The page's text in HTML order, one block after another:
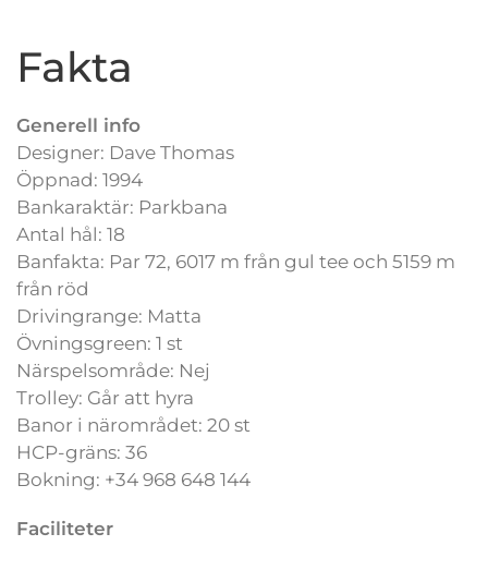
Fakta
Generell info
Designer: Dave Thomas
Öppnad: 1994
Bankaraktär: Parkbana
Antal hål: 18
Banfakta: Par 72, 6017 m från gul tee och 5159 m
från röd
Drivingrange: Matta
Övningsgreen: 1 st
Närspelsområde: Nej
Trolley: Går att hyra
Banor i närområdet: 20 st
HCP-gräns: 36
Bokning: +34 968 648 144
Faciliteter